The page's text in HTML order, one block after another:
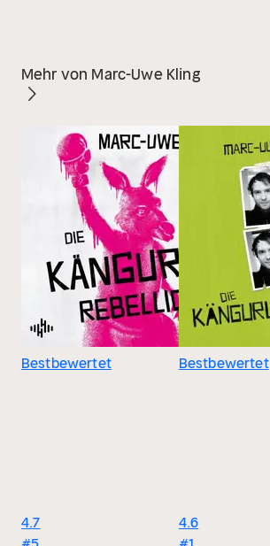
Mehr von Marc-Uwe Kling
Bestbewertet
4.7
Bestbewertet
4.6